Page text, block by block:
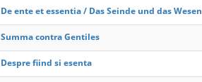
De ente et essentia / Das Seinde und das Wesen
Summa contra Gentiles
Despre fiind si esenta